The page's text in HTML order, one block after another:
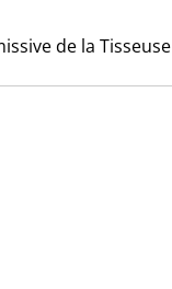
de la Tisseuse